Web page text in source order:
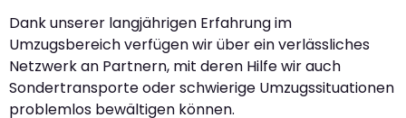
Dank unserer langjährigen Erfahrung im
Umzugsbereich verfügen wir über ein verlässliches
Netzwerk an Partnern, mit deren Hilfe wir auch
Sondertransporte oder schwierige Umzugssituationen
problemlos bewältigen können.